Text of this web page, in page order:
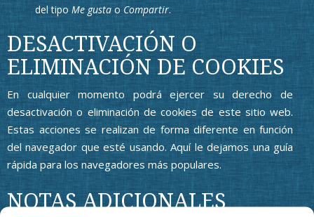
del tipo Me gusta o Compartir.
DESACTIVACIÓN O
ELIMINACIÓN DE COOKIES
En cualquier momento podrá ejercer su derecho de
desactivación o eliminación de cookies de este sitio web.
Estas acciones se realizan de forma diferente en función
del navegador que esté usando.Aquí le dejamos una guía
rápida para los navegadores más populares.
NOTAS ADICIONALES